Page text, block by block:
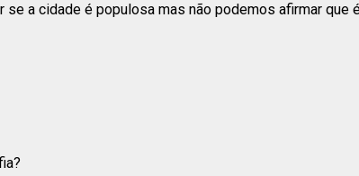
a cidade é populosa mas não podemos afirmar que